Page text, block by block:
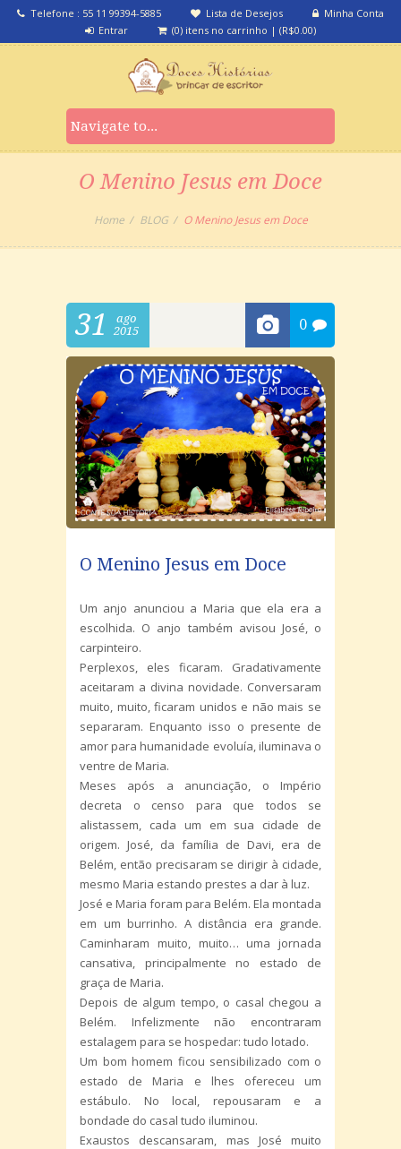
Telefone : 55 11 99394-5885 Lista de Desejos
Minha Conta
Entrar
(0) itens no carrinho | (R$0.00)
O Menino Jesus em Doce
Home BLOG O Menino Jesus em Doce
31
ago
2015
0
O Menino Jesus em Doce
Um anjo anunciou a Maria que ela era a
escolhida. O anjo também avisou José, o
carpinteiro.
Perplexos, eles ficaram. Gradativamente
aceitaram a divina novidade. Conversaram
muito, muito, ficaram unidos e não mais se
separaram. Enquanto isso o presente de
amor para humanidade evoluía, iluminava o
ventre de Maria.
Meses após a anunciação, o Império
decreta o censo para que todos se
alistassem, cada um em sua cidade de
origem. José, da família de Davi, era de
Belém, então precisaram se dirigir à cidade,
mesmo Maria estando prestes a dar à luz.
José e Maria foram para Belém. Ela montada
em um burrinho. A distância era grande.
Caminharam muito, muito… uma jornada
cansativa, principalmente no estado de
graça de Maria.
Depois de algum tempo, o casal chegou a
Belém. Infelizmente não encontraram
estalagem para se hospedar: tudo lotado.
Um bom homem ficou sensibilizado com o
estado de Maria e lhes ofereceu um
estábulo. No local, repousaram e a
bondade do casal tudo iluminou.
Exaustos descansaram, mas José muito